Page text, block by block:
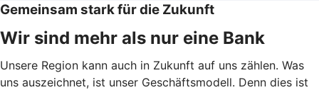
Gemeinsam stark für die Zukunft
Wir sind mehr als nur eine Bank
Unsere Region kann auch in Zukunft auf uns zählen. Was
uns auszeichnet, ist unser Geschäftsmodell. Denn dies ist